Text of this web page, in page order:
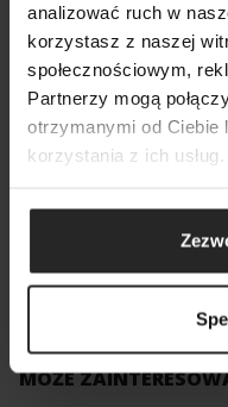
analizować ruch w
korzystasz z naszej
społecznościowym,
Partnerzy mogą
otrzymanymi od Ciebie
korzystania z ich usług.
WERSJE I PARAMETRY
MOŻE